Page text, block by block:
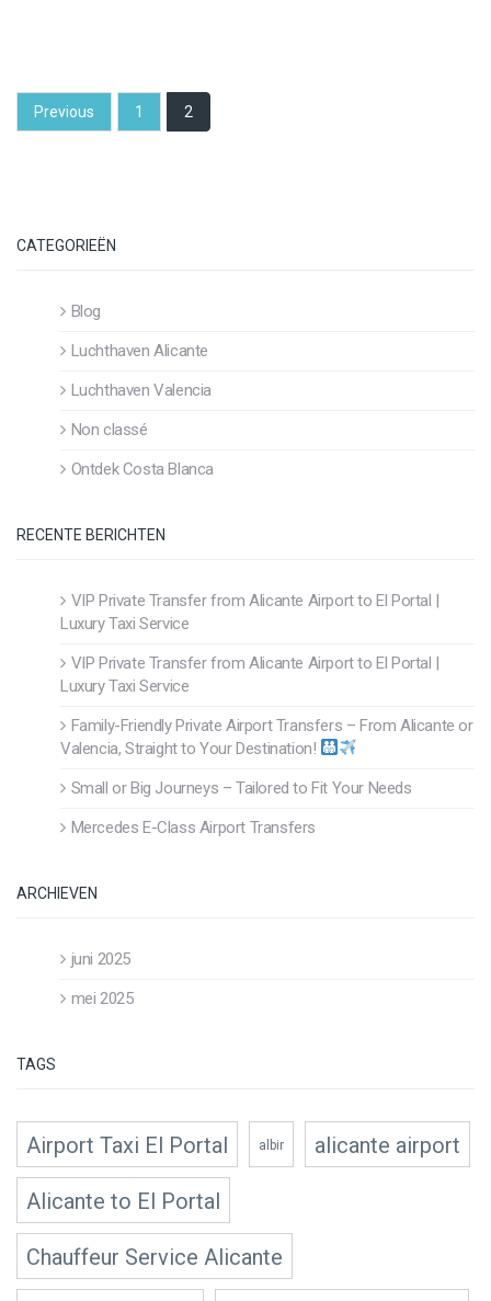
Previous 1 2
CATEGORIEËN
Blog
Luchthaven Alicante
Luchthaven Valencia
Non classé
Ontdek Costa Blanca
RECENTE BERICHTEN
VIP Private Transfer from Alicante Airport to El Portal |
Luxury Taxi Service
VIP Private Transfer from Alicante Airport to El Portal |
Luxury Taxi Service
Family-Friendly Private Airport Transfers – From Alicante or
Valencia, Straight to Your Destination!
Small or Big Journeys – Tailored to Fit Your Needs
Mercedes E-Class Airport Transfers
ARCHIEVEN
juni 2025
mei 2025
TAGS
Airport Taxi El Portal albir alicante airport
Alicante to El Portal
Chauffeur Service Alicante